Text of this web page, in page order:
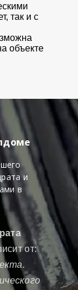
так и с
объекте
и
в
от: